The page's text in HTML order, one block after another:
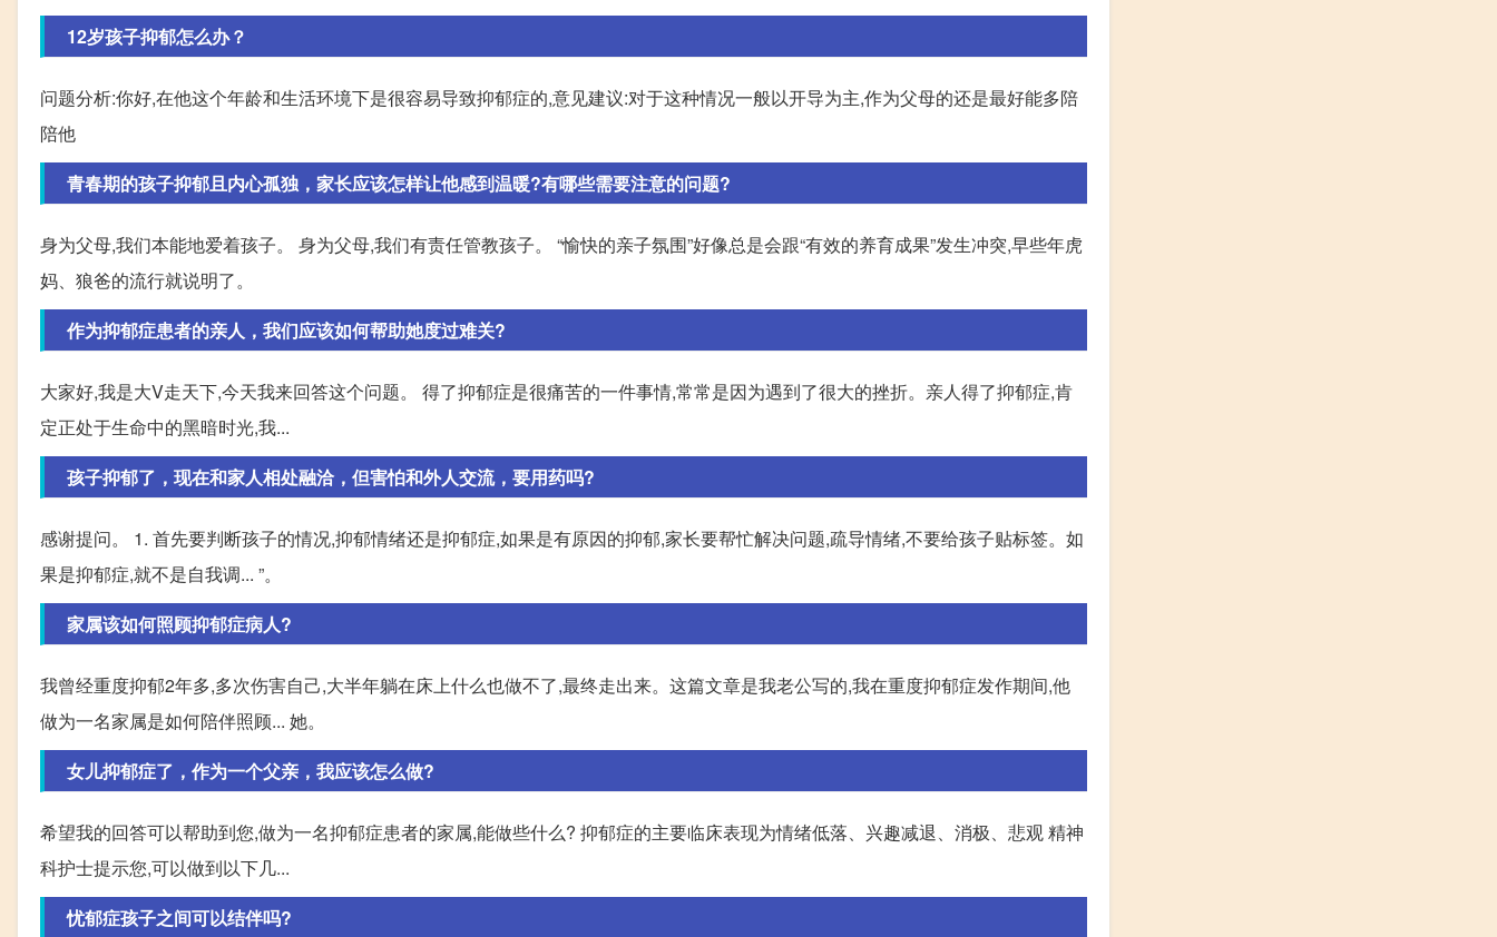
12岁孩子抑郁怎么办？
问题分析:你好,在他这个年龄和生活环境下是很容易导致抑郁症的,意见建议:对于这种情况一般以开导为主,作为父母的还是最好能多陪
陪他
青春期的孩子抑郁且内心孤独，家长应该怎样让他感到温暖?有哪些需要注意的问题?
身为父母,我们本能地爱着孩子。 身为父母,我们有责任管教孩子。 “愉快的亲子氛围”好像总是会跟“有效的养育成果”发生冲突,早些年虎
妈、狼爸的流行就说明了。
作为抑郁症患者的亲人，我们应该如何帮助她度过难关?
大家好,我是大V走天下,今天我来回答这个问题。 得了抑郁症是很痛苦的一件事情,常常是因为遇到了很大的挫折。亲人得了抑郁症,肯
定正处于生命中的黑暗时光,我...
孩子抑郁了，现在和家人相处融洽，但害怕和外人交流，要用药吗?
感谢提问。 1. 首先要判断孩子的情况,抑郁情绪还是抑郁症,如果是有原因的抑郁,家长要帮忙解决问题,疏导情绪,不要给孩子贴标签。如
果是抑郁症,就不是自我调... ”。
家属该如何照顾抑郁症病人?
我曾经重度抑郁2年多,多次伤害自己,大半年躺在床上什么也做不了,最终走出来。这篇文章是我老公写的,我在重度抑郁症发作期间,他
做为一名家属是如何陪伴照顾... 她。
女儿抑郁症了，作为一个父亲，我应该怎么做?
希望我的回答可以帮助到您,做为一名抑郁症患者的家属,能做些什么? 抑郁症的主要临床表现为情绪低落、兴趣减退、消极、悲观 精神
科护士提示您,可以做到以下几...
忧郁症孩子之间可以结伴吗?